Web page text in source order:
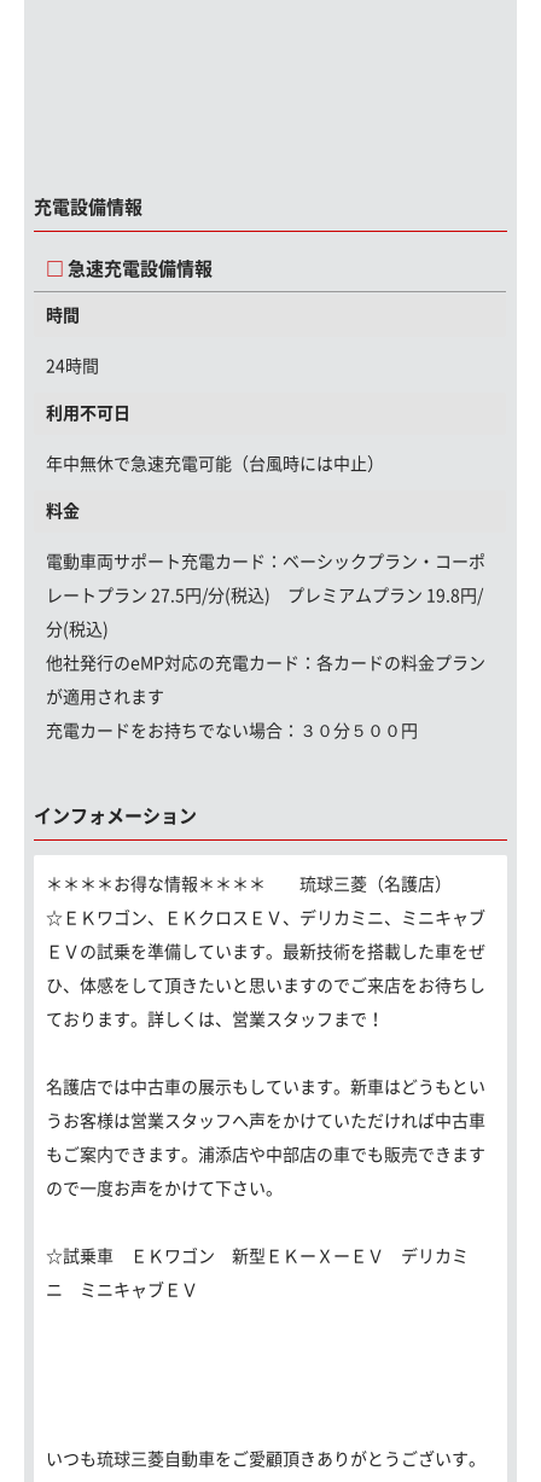
充電設備情報
急速充電設備情報
時間
24時間
利用不可日
年中無休で急速充電可能（台風時には中止）
料金
電動車両サポート充電カード ：ベーシックプラン・コーポ
レートプラン 27.5円/分(税込) プレミアムプラン 19.8円/
分(税込)
他社発行のeMP対応の充電カード：各カードの料金プラン
が適用されます
充電カードをお持ちでない場合：
３０分５００円
インフォメーション
＊＊＊＊お得な情報＊＊＊＊ 琉球三菱（名護店）
☆ＥＫワゴン、ＥＫクロスＥＶ、デリカミニ、ミニキャブ
ＥＶの試乗を準備しています。最新技術を搭載した車をぜ
ひ、体感をして頂きたいと思いますのでご来店をお待ちし
ております。詳しくは、営業スタッフまで！
名護店では中古車の展示もしています。新車はどうもとい
うお客様は営業スタッフへ声をかけていただければ中古車
もご案内できます。浦添店や中部店の車でも販売できます
ので一度お声をかけて下さい。
☆試乗車 ＥＫワゴン 新型ＥＫーＸーＥＶ デリカミ
ニ ミニキャブＥＶ
いつも琉球三菱自動車をご愛顧頂きありがとうございす。